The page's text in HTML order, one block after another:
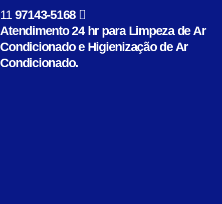
11 97143-5168
Atendimento 24 hr para Limpeza de Ar
Condicionado e Higienização de Ar
Condicionado.